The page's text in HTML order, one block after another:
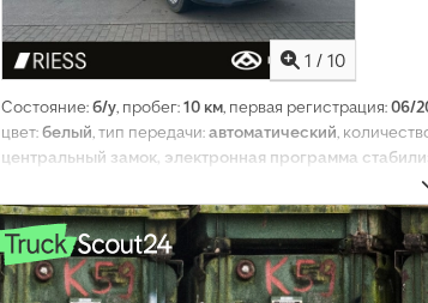
1 / 10
Состояние:б/у, пробег:10 км, первая регистрация:06/
цвет:белый, тип передачи:автоматический,
центральный замок, электронная программа